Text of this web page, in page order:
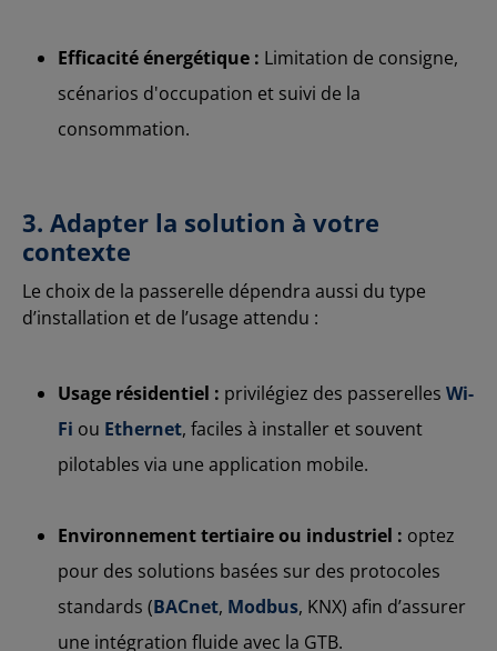
Efficacité énergétique : Limitation de consigne,
scénarios d'occupation et suivi de la
consommation.
3. Adapter la solution à votre
contexte
Le choix de la passerelle dépendra aussi du type
d’installation et de l’usage attendu :
Usage résidentiel : privilégiez des passerelles Wi-
Fi ou Ethernet, faciles à installer et souvent
pilotables via une application mobile.
Environnement tertiaire ou industriel : optez
pour des solutions basées sur des protocoles
standards (BACnet, Modbus, KNX) afin d’assurer
une intégration fluide avec la GTB.